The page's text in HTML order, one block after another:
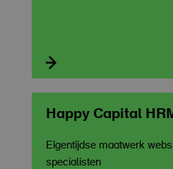

Happy Capital
Eigentijdse maatwerk
specialisten